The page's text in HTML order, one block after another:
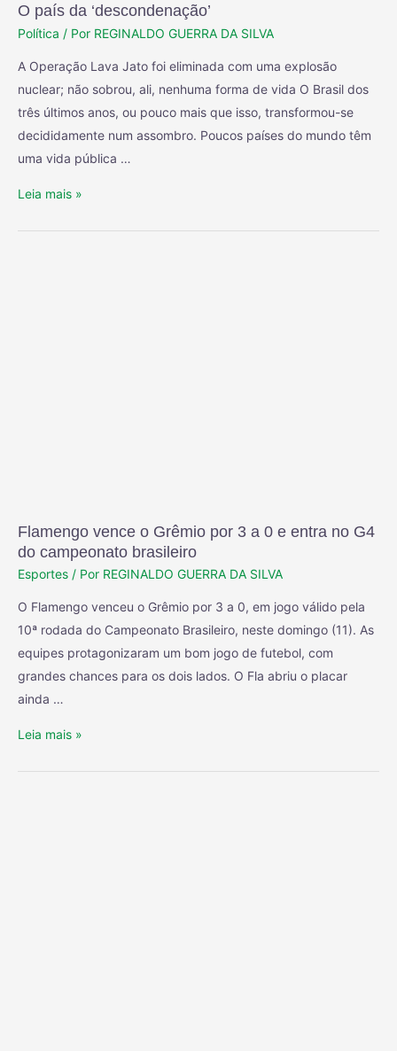
O país da ‘descondenação’
Política / Por REGINALDO GUERRA DA SILVA
A Operação Lava Jato foi eliminada com uma explosão
nuclear; não sobrou, ali, nenhuma forma de vida O Brasil dos
três últimos anos, ou pouco mais que isso, transformou-se
decididamente num assombro. Poucos países do mundo têm
uma vida pública …
Leia mais »
Flamengo vence o Grêmio por 3 a 0 e entra no G4
do campeonato brasileiro
Esportes / Por REGINALDO GUERRA DA SILVA
O Flamengo venceu o Grêmio por 3 a 0, em jogo válido pela
10ª rodada do Campeonato Brasileiro, neste domingo (11). As
equipes protagonizaram um bom jogo de futebol, com
grandes chances para os dois lados. O Fla abriu o placar
ainda …
Leia mais »